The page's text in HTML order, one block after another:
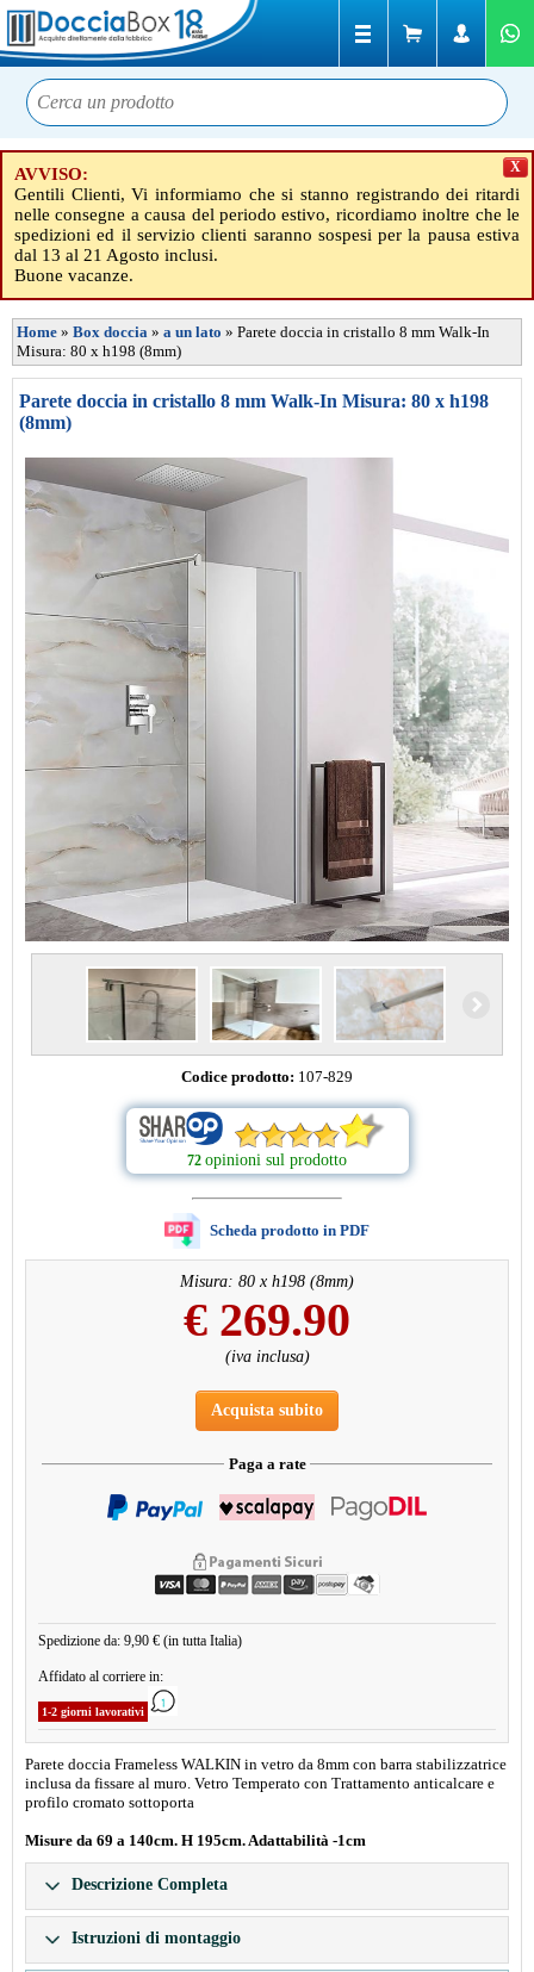
AVVISO:
Gentili Clienti, Vi informiamo che si stanno registrando dei ritardi
nelle consegne a causa del periodo estivo, ricordiamo inoltre che le
spedizioni ed il servizio clienti saranno sospesi per la pausa estiva
dal 13 al 21 Agosto inclusi.
Buone vacanze.
X
Home » Box doccia » a un lato » Parete doccia in cristallo 8 mm Walk-In
Misura: 80 x h198 (8mm)
Parete doccia in cristallo 8 mm Walk-In Misura: 80 x h198
(8mm)
Codice prodotto: 107-829
72 opinioni sul prodotto
Scheda prodotto in PDF
Misura: 80 x h198 (8mm)
€ 269.90
(iva inclusa)
Acquista subito
Paga a rate
Spedizione da: 9,90 € (in tutta Italia)
Affidato al corriere in:
1-2 giorni lavorativi
Parete doccia Frameless WALKIN in vetro da 8mm con barra stabilizzatrice
inclusa da fissare al muro. Vetro Temperato con Trattamento anticalcare e
profilo cromato sottoporta
Misure da 69 a 140cm. H 195cm. Adattabilità -1cm
Descrizione Completa
Istruzioni di montaggio